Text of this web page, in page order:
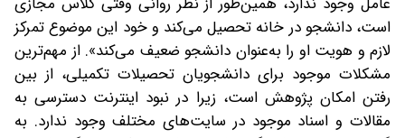
است، دانشجو در خانه تحصیل می‌کند و خود این موضوع تمرکز
لازم و هویت او را به‌عنوان دانشجو ضعیف می‌کند». از مهم‌ترین
مشکلات موجود برای دانشجویان تحصیلات تکمیلی، از بین
رفتن امکان پژوهش است، زیرا در نبود اینترنت دسترسی به
مقالات و اسناد موجود در سایت‌های مختلف وجود ندارد. به